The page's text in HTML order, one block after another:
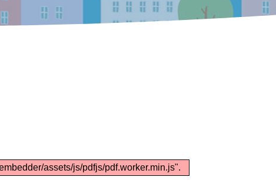
assets/js/pdfjs/pdf.worker.min.js".